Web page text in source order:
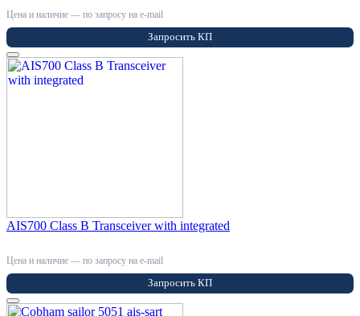
Цена и наличие — по запросу на e-mail
Запросить КП
AIS700 Class B Transceiver with integrated
Цена и наличие — по запросу на e-mail
Запросить КП